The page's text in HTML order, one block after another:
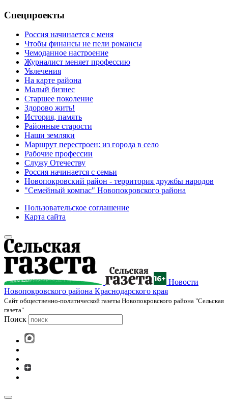
Спецпроекты
Россия начинается с меня
Чтобы финансы не пели романсы
Чемоданное настроение
Журналист меняет профессию
Увлечения
На карте района
Малый бизнес
Старшее поколение
Здорово жить!
История, память
Районные старости
Наши земляки
Маршрут перестроен: из города в село
Рабочие профессии
Служу Отечеству
Россия начинается с семьи
Новопокровский район - территория дружбы народов
"Семейный компас" Новопокровского района
Пользовательское соглашение
Карта сайта
Новости
Новопокровского района Краснодарского края
Cайт общественно-политической газеты Новопокровского района "Сельская
газета"
Поиск